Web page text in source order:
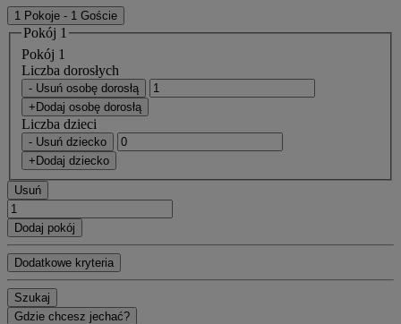
1 Pokoje - 1 Goście
Pokój 1
Pokój 1
Liczba dorosłych
- Usuń osobę dorosłą
+Dodaj osobę dorosłą
Liczba dzieci
- Usuń dziecko
+Dodaj dziecko
Usuń
Dodaj pokój
Dodatkowe kryteria
Szukaj
Gdzie chcesz jechać?